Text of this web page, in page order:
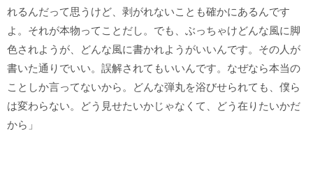
れるんだって思うけど、剥がれないことも確かにあるんです
よ。それが本物ってことだし。でも、ぶっちゃけどんな風に脚
色されようが、どんな風に書かれようがいいんです。その人が
書いた通りでいい。誤解されてもいいんです。なぜなら本当の
ことしか言ってないから。どんな弾丸を浴びせられても、僕ら
は変わらない。どう見せたいかじゃなくて、どう在りたいかだ
から」